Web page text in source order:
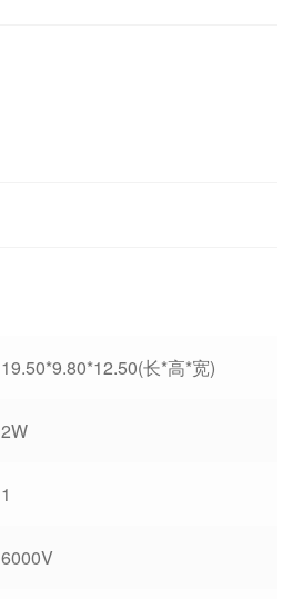
19.50*9.80*12.50(长*高*宽)
2W
1
6000V